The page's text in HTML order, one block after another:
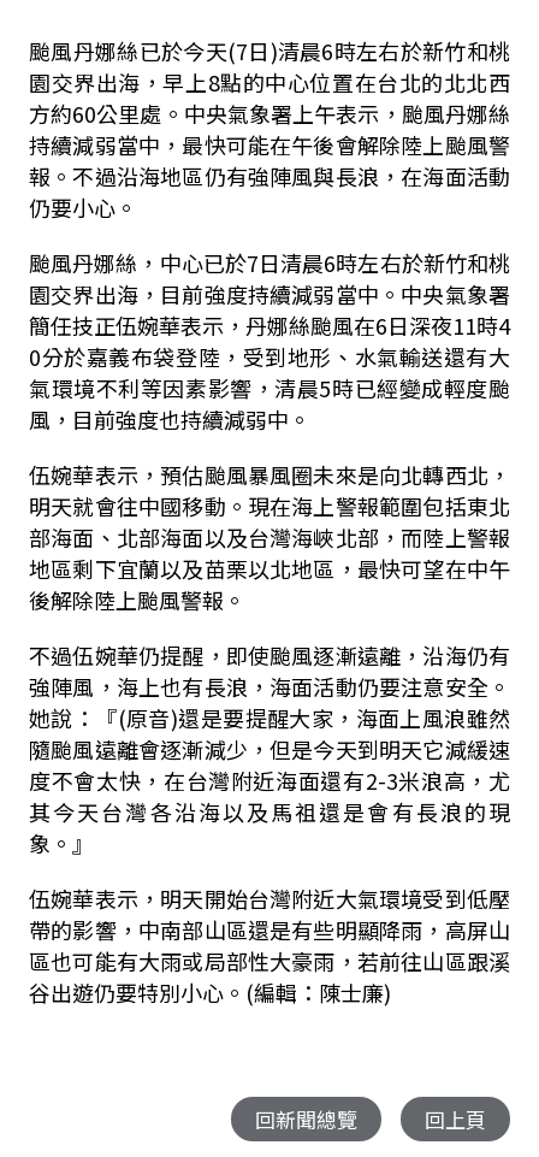
颱風丹娜絲已於今天(7日)清晨6時左右於新竹和桃
園交界出海，早上8點的中心位置在台北的北北西
方約60公里處。中央氣象署 上午表示，颱風丹娜絲
持續減弱當中，最快可能在午後會解除陸上颱風警
報。不過沿海地區仍有強陣風與長浪，在海面活動
仍要小心。
颱風丹娜絲，中心已於7日清晨6時左右於新竹和桃
園交界出海，目前強度持續減弱當中。中央氣象署
簡任技正伍婉華表示，丹娜絲颱風在6日深夜11時4
0分於嘉義布袋登陸，受到地形、水氣輸送還有大
氣環境不利等因素影響，清晨5時已經變成輕度颱
風，目前強度也持續減弱中。
伍婉華表示，預估颱風暴風圈未來是向北轉西北，
明天就會往中國移動。現在海上警報範圍包括東北
部海面、北部海面以及台灣海峽北部，而陸上警報
地區剩下宜蘭以及苗栗以北地區，最快可望在中午
後解除陸上颱風警報。
不過伍婉華仍提醒，即使颱風逐漸遠離，沿海仍有
強陣風，海上也有長浪，海面活動仍要注意安全。
她說 ：『(原音)還是要提醒大家，海面上風浪雖然
隨颱風遠離會逐漸減少，但是今天到明天它減緩速
度不會太快，在台灣附近海面還有2-3米浪高，尤
其今天台灣各沿海以及馬祖還是會有長浪的現
象。』
伍婉華表示，明天開始台灣附近大氣環境受到低壓
帶的影響，中南部山區還是有些明顯降雨，高屏山
區也可能有大雨或局部性大豪雨，若前往山區跟溪
谷出遊仍要特別小心。(編輯：陳士廉)
回新聞總覽 回上頁